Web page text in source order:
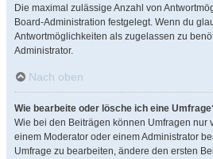
Die maximal zulässige Anzahl von
Board-Administration festgelegt. Wenn du
Antwortmöglichkeiten als zugelassen zu
Administrator.
Nach oben
Wie bearbeite oder lösche ich eine
Wie bei den Beiträgen können Umfragen nur
einem Moderator oder einem Administrator
Umfrage zu bearbeiten, ändere den ersten